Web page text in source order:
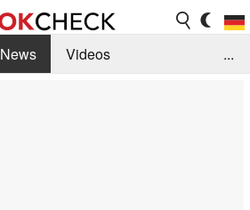
News
Videos
...